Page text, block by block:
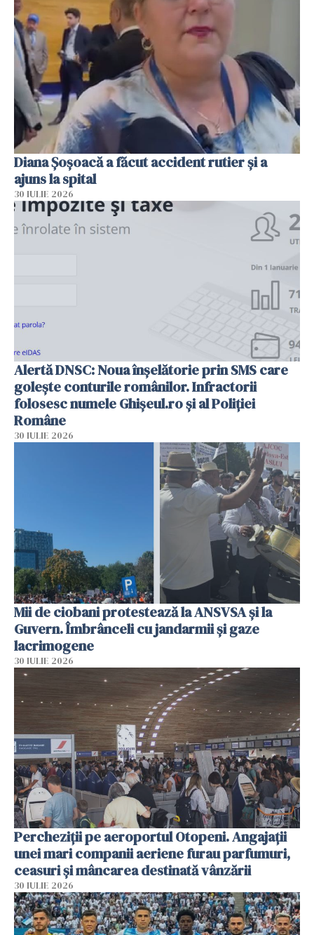
Diana Șoșoacă a făcut accident rutier și a
ajuns la spital
30 IULIE 2026
Alertă DNSC: Noua înșelătorie prin SMS care
golește conturile românilor. Infractorii
folosesc numele Ghișeul.ro și al Poliției
Române
30 IULIE 2026
Mii de ciobani protestează la ANSVSA și la
Guvern. Îmbrânceli cu jandarmii și gaze
lacrimogene
30 IULIE 2026
Percheziții pe aeroportul Otopeni. Angajații
unei mari companii aeriene furau parfumuri,
ceasuri și mâncarea destinată vânzării
30 IULIE 2026